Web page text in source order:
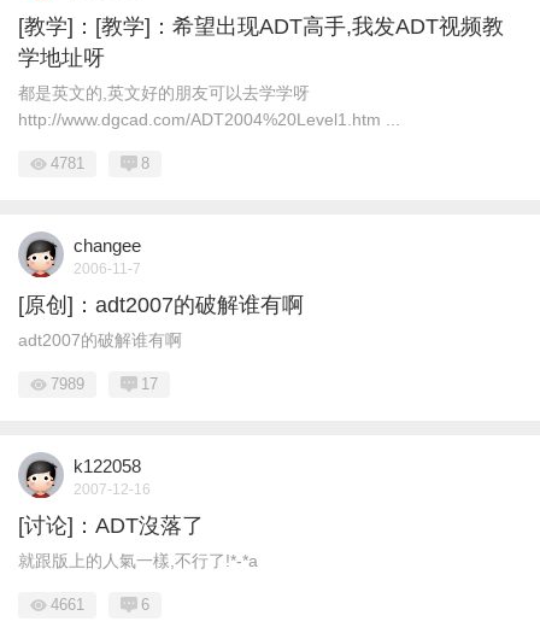
[教学]：[教学]：希望出现ADT高手,我发ADT视频教
学地址呀
都是英文的,英文好的朋友可以去学学呀
http://www.dgcad.com/ADT2004%20Level1.htm ...
4781 8
changee
2006-11-7
[原创]：adt2007的破解谁有啊
adt2007的破解谁有啊
7989 17
k122058
2007-12-16
[讨论]：ADT沒落了
就跟版上的人氣一樣,不行了!*-*a
4661 6